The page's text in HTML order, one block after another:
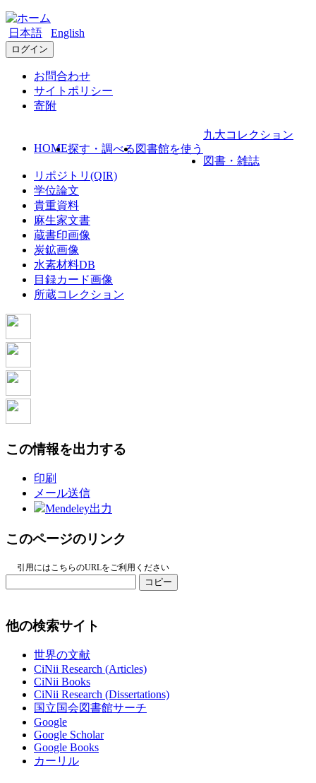
日本語 English
ログイン
お問合わせ
サイトポリシー
寄附
HOME探す・調べる 図書館を使う
九大コレクション
図書・雑誌
リポジトリ(QIR)
学位論文
貴重資料
麻生家文書
蔵書印画像
炭鉱画像
水素材料DB
目録カード画像
所蔵コレクション
この情報を出力する
印刷
メール送信
Mendeley出力
このページのリンク
引用にはこちらのURLをご利用ください
コピー
他の検索サイト
世界の文献
CiNii Research (Articles)
CiNii Books
CiNii Research (Dissertations)
国立国会図書館サーチ
Google
Google Scholar
Google Books
カーリル